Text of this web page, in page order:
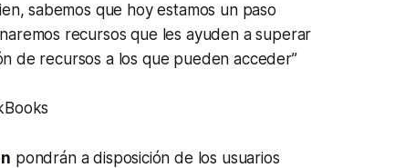
sabemos que hoy estamos un paso
recursos que les ayuden a superar
de recursos a los que pueden acceder”
pondrán a disposición de los usuarios